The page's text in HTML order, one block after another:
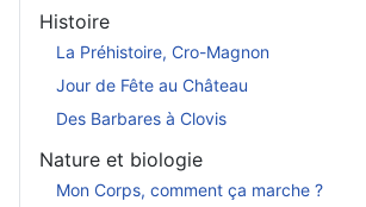
Histoire
La Préhistoire, Cro-Magnon
Jour de Fête au Château
Des Barbares à Clovis
Nature et biologie
Mon Corps, comment ça marche ?